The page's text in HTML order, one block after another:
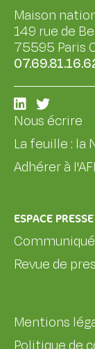
Maison
149 rue de
75595 Paris
Nous écrire
La feuille : la
Adhérer à
ESPACE PRESSE
Revue de
Mentions